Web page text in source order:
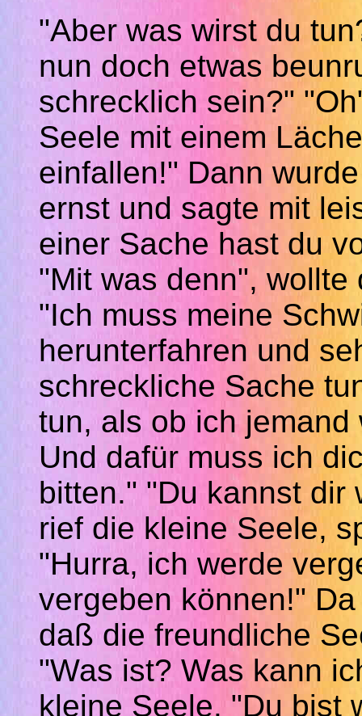
"Aber was wirst du
nun doch etwas
schrecklich sein?"
Seele mit einem
einfallen!" Dann
ernst und sagte mit
einer Sache hast du
"Mit was denn",
"Ich muss meine
herunterfahren und
schreckliche Sache
tun, als ob ich
Und dafür muss ich
bitten." "Du kannst dir
rief die kleine Seele,
"Hurra, ich werde
vergeben können!"
daß die freundliche
"Was ist? Was kann
kleine Seele. "Du bist